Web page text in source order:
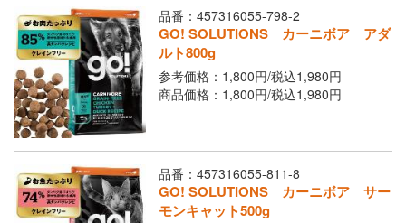
品番：457316055-798-2
GO! SOLUTIONS カーニボア アダ
ルト800g
参考価格：1,800円/税込1,980円
商品価格：1,800円/税込1,980円
品番：457316055-811-8
GO! SOLUTIONS カーニボア サー
モンキャット500g